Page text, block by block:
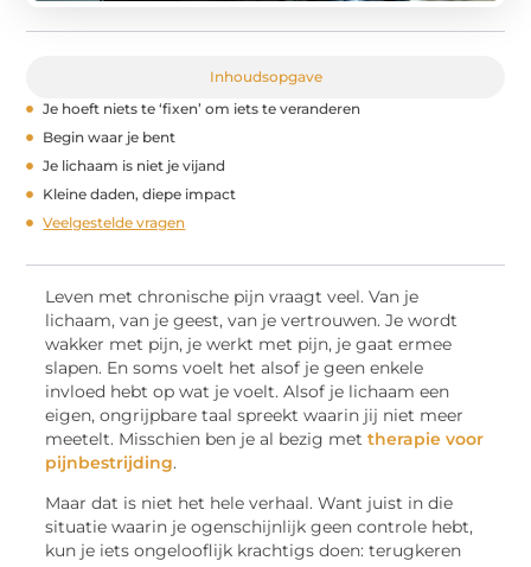
Inhoudsopgave
Je hoeft niets te ‘fixen’ om iets te veranderen
Begin waar je bent
Je lichaam is niet je vijand
Kleine daden, diepe impact
Veelgestelde vragen
Leven met chronische pijn vraagt veel. Van je
lichaam, van je geest, van je vertrouwen. Je wordt
wakker met pijn, je werkt met pijn, je gaat ermee
slapen. En soms voelt het alsof je geen enkele
invloed hebt op wat je voelt. Alsof je lichaam een
eigen, ongrijpbare taal spreekt waarin jij niet meer
meetelt. Misschien ben je al bezig mettherapie voor
pijnbestrijding.
Maar dat is niet het hele verhaal. Want juist in die
situatie waarin je ogenschijnlijk geen controle hebt,
kun je iets ongelooflijk krachtigs doen: terugkeren